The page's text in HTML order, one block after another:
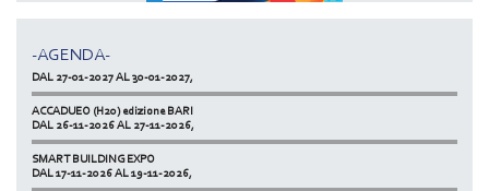
-AGENDA-
DAL 11-10-2027 AL 13-10-2027,
KLIMAHOUSE
DAL 27-01-2027 AL 30-01-2027,
ACCADUEO (H20) edizione BARI
DAL 26-11-2026 AL 27-11-2026,
SMART BUILDING EXPO
DAL 17-11-2026 AL 19-11-2026,